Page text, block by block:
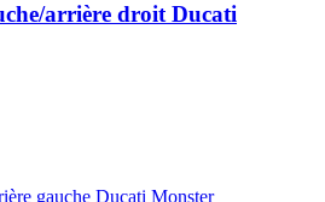
arrière droit Ducati